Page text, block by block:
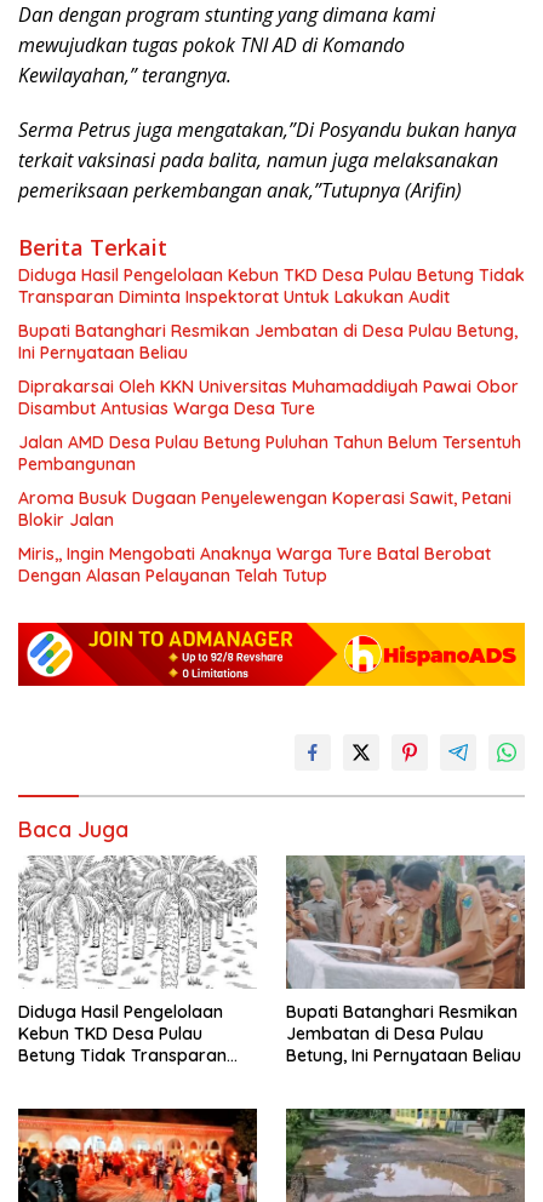
Dan dengan program stunting yang dimana kami
mewujudkan tugas pokok TNI AD di Komando
Kewilayahan,” terangnya.
Serma Petrus juga mengatakan,”Di Posyandu bukan hanya
terkait vaksinasi pada balita, namun juga melaksanakan
pemeriksaan perkembangan anak,”Tutupnya (Arifin)
Berita Terkait
Diduga Hasil Pengelolaan Kebun TKD Desa Pulau Betung Tidak
Transparan Diminta Inspektorat Untuk Lakukan Audit
Bupati Batanghari Resmikan Jembatan di Desa Pulau Betung,
Ini Pernyataan Beliau
Diprakarsai Oleh KKN Universitas Muhamaddiyah Pawai Obor
Disambut Antusias Warga Desa Ture
Jalan AMD Desa Pulau Betung Puluhan Tahun Belum Tersentuh
Pembangunan
Aroma Busuk Dugaan Penyelewengan Koperasi Sawit, Petani
Blokir Jalan
Miris,, Ingin Mengobati Anaknya Warga Ture Batal Berobat
Dengan Alasan Pelayanan Telah Tutup
Baca Juga
Diduga Hasil Pengelolaan
Kebun TKD Desa Pulau
Betung Tidak Transparan
Bupati Batanghari Resmikan
Jembatan di Desa Pulau
Betung, Ini Pernyataan Beliau